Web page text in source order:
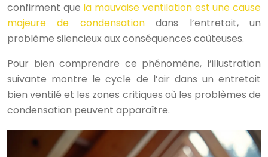
confirment que la mauvaise ventilation est une cause
majeure de condensationdans l’entretoit, un
problème silencieux aux conséquences coûteuses.
Pour bien comprendre ce phénomène, l’illustration
suivante montre le cycle de l’air dans un entretoit
bien ventilé et les zones critiques où les problèmes de
condensation peuvent apparaître.